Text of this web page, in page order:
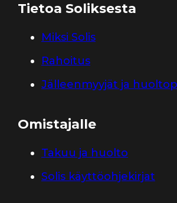
Tietoa Soliksesta
Miksi Solis
Rahoitus
Jälleenmyyjät ja
Omistajalle
Takuu ja huolto
Solis käyttöohjekirjat